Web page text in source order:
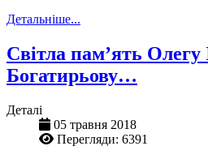
Детальніше...
Світла пам’ять Олегу
Богатирьову…
Деталі
05 травня 2018
Перегляди: 6391